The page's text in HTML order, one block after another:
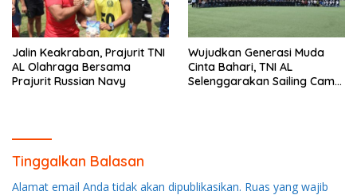
Jalin Keakraban, Prajurit TNI
AL Olahraga Bersama
Prajurit Russian Navy
Wujudkan Generasi Muda
Cinta Bahari, TNI AL
Selenggarakan Sailing Camp
Tinggalkan Balasan
Alamat email Anda tidak akan dipublikasikan. Ruas yang wajib